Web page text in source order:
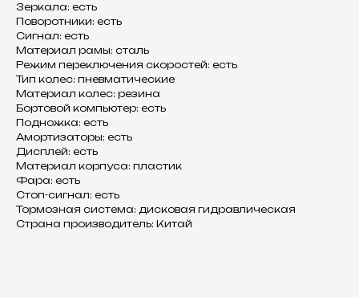
Зеркала: есть
Поворотники: есть
Сигнал: есть
Материал рамы: сталь
Режим переключения скоростей: есть
Тип колес: пневматические
Материал колес: резина
Бортовой компьютер: есть
Подножка: есть
Амортизаторы: есть
Дисплей: есть
Материал корпуса: пластик
Фара: есть
Стоп-сигнал: есть
Тормозная система: дисковая гидравлическая
Страна производитель: Китай